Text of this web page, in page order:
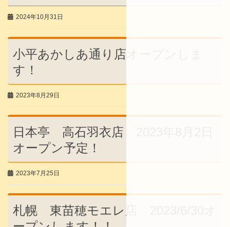
2024年10月31日
小平あかしあ通り店オープンしま
す！
2023年8月29日
日本亭 高石羽衣店 2023年8月2日
オープン予定！
2023年7月25日
札幌 東苗穂モエレ店 2023/6/30オ